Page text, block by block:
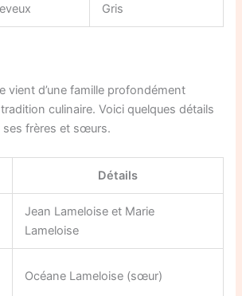
Gris
vient d’une famille profondément
culinaire. Voici quelques détails
ses frères et sœurs.
Détails
Jean Lameloise et Marie
Lameloise
Océane Lameloise (sœur)